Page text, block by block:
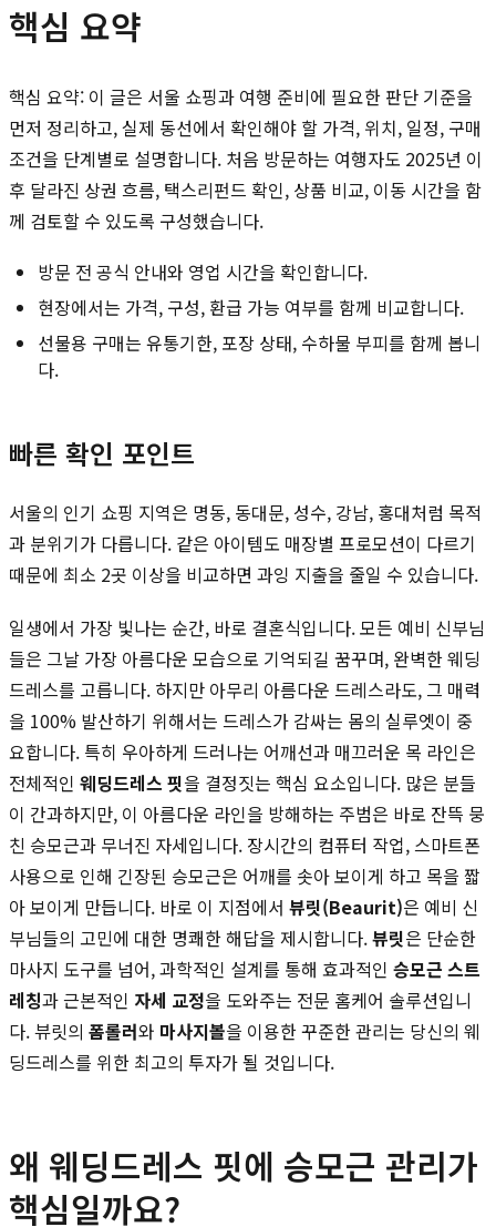
핵심 요약
핵심 요약: 이 글은 서울 쇼핑과 여행 준비에 필요한 판단 기준을
먼저 정리하고, 실제 동선에서 확인해야 할 가격, 위치, 일정, 구매
조건을 단계별로 설명합니다. 처음 방문하는 여행자도 2025년 이
후 달라진 상권 흐름, 택스리펀드 확인, 상품 비교, 이동 시간을 함
께 검토할 수 있도록 구성했습니다.
방문 전 공식 안내와 영업 시간을 확인합니다.
현장에서는 가격, 구성, 환급 가능 여부를 함께 비교합니다.
선물용 구매는 유통기한, 포장 상태, 수하물 부피를 함께 봅니
다.
빠른 확인 포인트
서울의 인기 쇼핑 지역은 명동, 동대문, 성수, 강남, 홍대처럼 목적
과 분위기가 다릅니다. 같은 아이템도 매장별 프로모션이 다르기
때문에 최소 2곳 이상을 비교하면 과잉 지출을 줄일 수 있습니다.
일생에서 가장 빛나는 순간, 바로 결혼식입니다. 모든 예비 신부님
들은 그날 가장 아름다운 모습으로 기억되길 꿈꾸며, 완벽한 웨딩
드레스를 고릅니다. 하지만 아무리 아름다운 드레스라도, 그 매력
을 100% 발산하기 위해서는 드레스가 감싸는 몸의 실루엣이 중
요합니다. 특히 우아하게 드러나는 어깨선과 매끄러운 목 라인은
전체적인 웨딩드레스 핏을 결정짓는 핵심 요소입니다. 많은 분들
이 간과하지만, 이 아름다운 라인을 방해하는 주범은 바로 잔뜩 뭉
친 승모근과 무너진 자세입니다. 장시간의 컴퓨터 작업, 스마트폰
사용으로 인해 긴장된 승모근은 어깨를 솟아 보이게 하고 목을 짧
아 보이게 만듭니다. 바로 이 지점에서 뷰릿(Beaurit)은 예비 신
부님들의 고민에 대한 명쾌한 해답을 제시합니다.뷰릿은 단순한
마사지 도구를 넘어, 과학적인 설계를 통해 효과적인 승모근 스트
레칭과 근본적인 자세 교정을 도와주는 전문 홈케어 솔루션입니
다. 뷰릿의 폼롤러와 마사지볼을 이용한 꾸준한 관리는 당신의 웨
딩드레스를 위한 최고의 투자가 될 것입니다.
왜 웨딩드레스 핏에 승모근 관리가
핵심일까요?